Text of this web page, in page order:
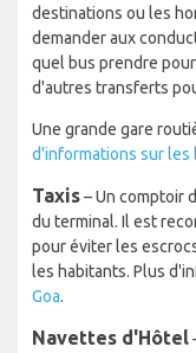
destinations ou les
demander aux
quel bus prendre
d'autres transferts
Une grande gare
d'informations sur les
Taxis– Un comptoir
du terminal. Il est
pour éviter les
les habitants. Plus
Goa.
Navettes d'Hôtel